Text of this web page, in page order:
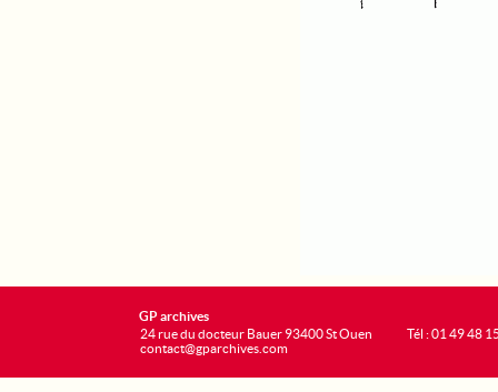
GP archives
24 rue du docteur Bauer 93400 St Ouen
contact@gparchives.com
Tél : 01 49 48